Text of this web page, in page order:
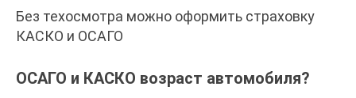
Без техосмотра можно оформить страховку
КАСКО и ОСАГО
ОСАГО и КАСКО возраст автомобиля?